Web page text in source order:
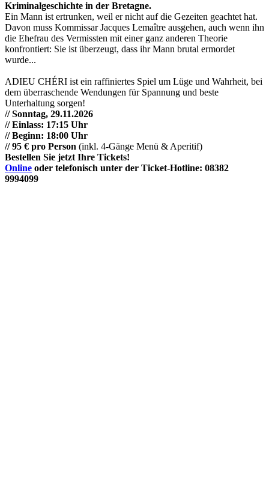
Kriminalgeschichte in der Bretagne.
Ein Mann ist ertrunken, weil er nicht auf die Gezeiten geachtet hat.
Davon muss Kommissar Jacques Lemaître ausgehen, auch wenn ihn
die Ehefrau des Vermissten mit einer ganz anderen Theorie
konfrontiert: Sie ist überzeugt, dass ihr Mann brutal ermordet
wurde...
ADIEU CHÉRI ist ein raffiniertes Spiel um Lüge und Wahrheit, bei
dem überraschende Wendungen für Spannung und beste
Unterhaltung sorgen!
// Sonntag, 29.11.2026
// Einlass: 17:15 Uhr
// Beginn: 18:00 Uhr
// 95 € pro Person (inkl. 4-Gänge Menü & Aperitif)
Bestellen Sie jetzt Ihre Tickets!
Online oder telefonisch unter der Ticket-Hotline: 08382
9994099